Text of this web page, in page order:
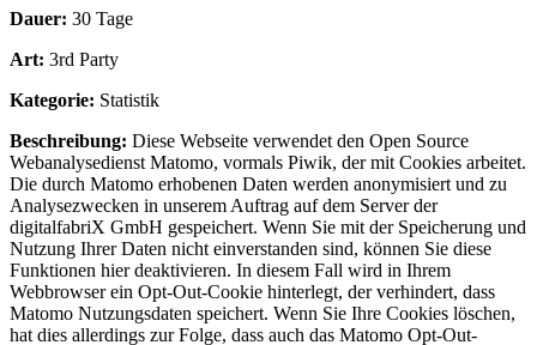
Dauer: 30 Tage
Art: 3rd Party
Kategorie: Statistik
Beschreibung: Diese Webseite verwendet den Open Source
Webanalysedienst Matomo, vormals Piwik, der mit Cookies arbeitet.
Die durch Matomo erhobenen Daten werden anonymisiert und zu
Analysezwecken in unserem Auftrag auf dem Server der
digitalfabriX GmbH gespeichert. Wenn Sie mit der Speicherung und
Nutzung Ihrer Daten nicht einverstanden sind, können Sie diese
Funktionen hier deaktivieren. In diesem Fall wird in Ihrem
Webbrowser ein Opt-Out-Cookie hinterlegt, der verhindert, dass
Matomo Nutzungsdaten speichert. Wenn Sie Ihre Cookies löschen,
hat dies allerdings zur Folge, dass auch das Matomo Opt-Out-